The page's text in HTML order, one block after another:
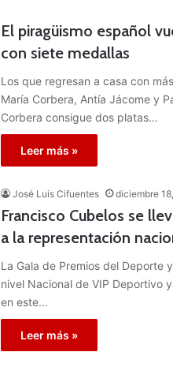
El piragüismo español
con siete medallas
Los que regresan a casa con
María Corbera, Antía Jácome y
Corbera consigue dos platas…
Leer más »
José Luis Cifuentes diciembre
Francisco Cubelos se
a la representación
La Gala de Premios del Deporte
nivel Nacional de VIP Deportivo
en este…
Leer más »